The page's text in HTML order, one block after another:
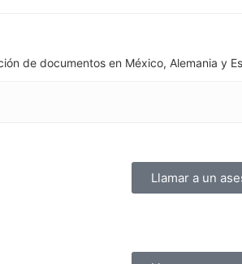
de documentos en México, Alemania y
Llamar a un